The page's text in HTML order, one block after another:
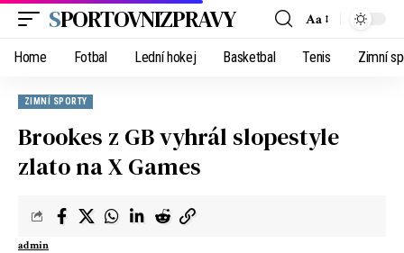
SPORTOVNIZPRAVY Aa
Home Fotbal Lední hokej Basketbal Tenis Zimní
ZIMNÍ SPORTY
Brookes z GB vyhrál slopestyle
zlato na X Games
admin